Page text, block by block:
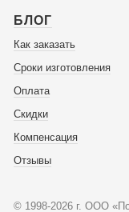
БЛОГ
Как заказать
Сроки изготовления
Оплата
Скидки
Компенсация
Отзывы
© 1998-2026 г. ООО